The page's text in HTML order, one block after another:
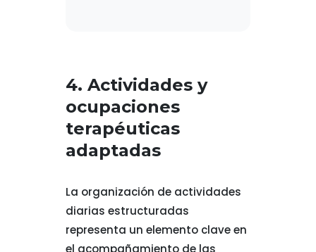
4. Actividades y
ocupaciones
terapéuticas
adaptadas
La organización de actividades
diarias estructuradas
representa un elemento clave en